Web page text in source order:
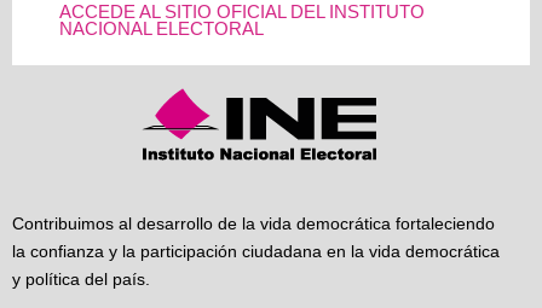
ACCEDE AL SITIO OFICIAL DEL INSTITUTO
NACIONAL ELECTORAL
Contribuimos al desarrollo de la vida democrática fortaleciendo
la confianza y la participación ciudadana en la vida democrática
y política del país.